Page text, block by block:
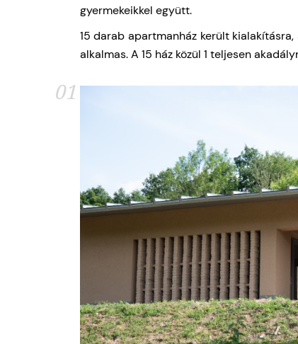
gyermekeikkel együtt.
15 darab apartmanház került
alkalmas. A 15 ház közül 1 teljesen
01